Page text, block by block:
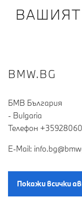
ВАШИЯТ
BMW.BG
БМВ България
- Bulgaria
Teлефон
E-Mail:
Покажи всички